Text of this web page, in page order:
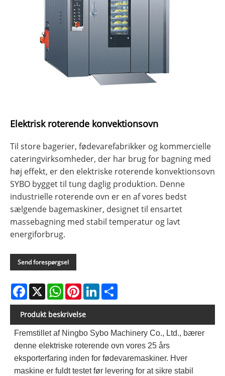
Elektrisk roterende konvektionsovn
Til store bagerier, fødevarefabrikker og kommercielle
cateringvirksomheder, der har brug for bagning med
høj effekt, er den elektriske roterende konvektionsovn
SYBO bygget til tung daglig produktion. Denne
industrielle roterende ovn er en af ​​vores bedst
sælgende bagemaskiner, designet til ensartet
massebagning med stabil temperatur og lavt
energiforbrug.
Send forespørgsel
Facebook
X WhatsAppPinterestLinkedIn
Produkt beskrivelse
Fremstillet af Ningbo Sybo Machinery Co., Ltd., bærer
denne elektriske roterende ovn vores 25 års
eksporterfaring inden for fødevaremaskiner. Hver
maskine er fuldt testet før levering for at sikre stabil